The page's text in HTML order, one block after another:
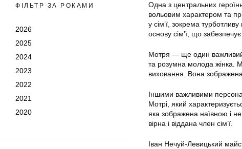
ФІЛЬТР ЗА РОКАМИ
2026
2025
2024
2023
2022
2021
2020
Одна з центральних
вольовим характером та
у сім’ї, зокрема
основу сім’ї, що забезпечує
Мотря — ще один
та розумна молода жінка.
виховання. Вона
Іншими важливими
Мотрі, який
яка зображена наївною і
вірна і віддана член сім’ї.
Іван Нечуй-Левицький